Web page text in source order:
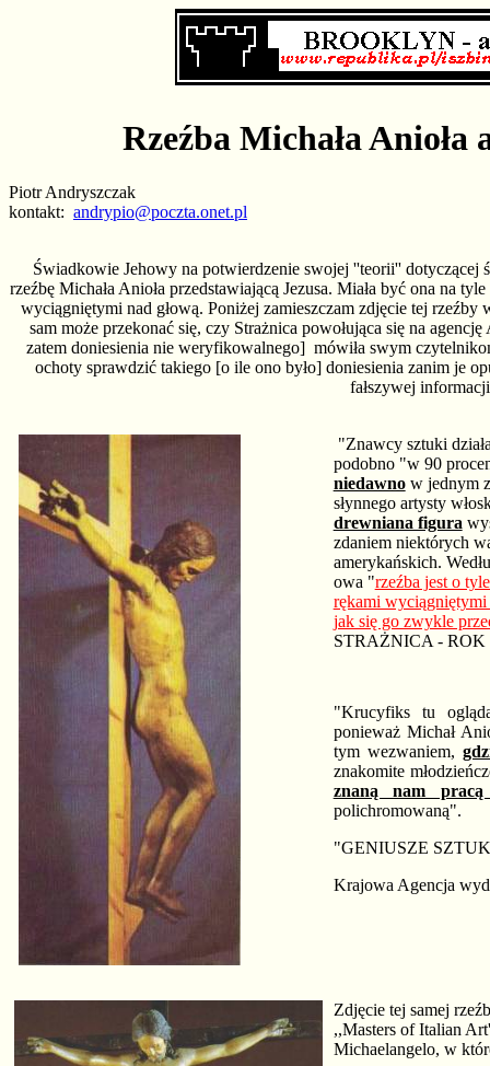
Rzeźba Michała Anioła
Piotr Andryszczak
kontakt: andrypio@poczta.onet.pl
Świadkowie Jehowy na potwierdzenie swojej ''teorii'' dotyczącej
rzeźbę Michała Anioła przedstawiającą Jezusa. Miała być ona na
wyciągniętymi nad głową. Poniżej zamieszczam zdjęcie tej
sam może przekonać się, czy Strażnica powołująca się na
zatem doniesienia nie weryfikowalnego] mówiła swym
ochoty sprawdzić takiego [o ile ono było] doniesienia zanim je
fałszywej
"Znawcy sztuki
podobno "w 90
niedawnow jednym z
słynnego artysty
drewniana figura
zdaniem niektórych
amerykańskich.
owa "rzeźba jest o
rękami wyciągniętymi
jak się go zwykle
STRAŻNICA - ROK
"Krucyfiks tu
ponieważ Michał
tym wezwaniem,
znakomite
znaną nam
polichromowaną".
"GENIUSZE
Krajowa Agencja
Zdjęcie tej samej
,,Masters of Italian
Michaelangelo, w